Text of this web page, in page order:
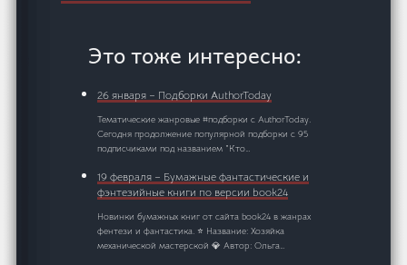
Это тоже интересно:
26 января – Подборки AuthorToday
Тематические жанровые #подборки с AuthorToday.
Сегодня продолжение популярной подборки с 95
подписчиками под названием "Кто…
19 февраля – Бумажные фантастические и
фэнтезийные книги по версии book24
Новинки бумажных книг от сайта book24 в жанрах
фентези и фантастика. ⭐ Название: Хозяйка
механической мастерской 💎 Автор: Ольга…